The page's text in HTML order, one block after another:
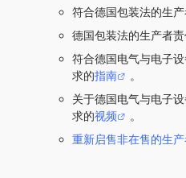
符合德国包装法的生
德国包装法的生产者
符合德国电气与电子
求的指南
。
关于德国电气与电子
求的视频
。
重新启售非在售的生